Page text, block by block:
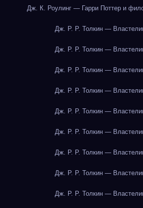
Дж. К. Роулинг — Гарри Поттер и
Дж. Р. Р. Толкин —
Дж. Р. Р. Толкин —
Дж. Р. Р. Толкин —
Дж. Р. Р. Толкин —
Дж. Р. Р. Толкин —
Дж. Р. Р. Толкин —
Дж. Р. Р. Толкин —
Дж. Р. Р. Толкин —
Дж. Р. Р. Толкин —